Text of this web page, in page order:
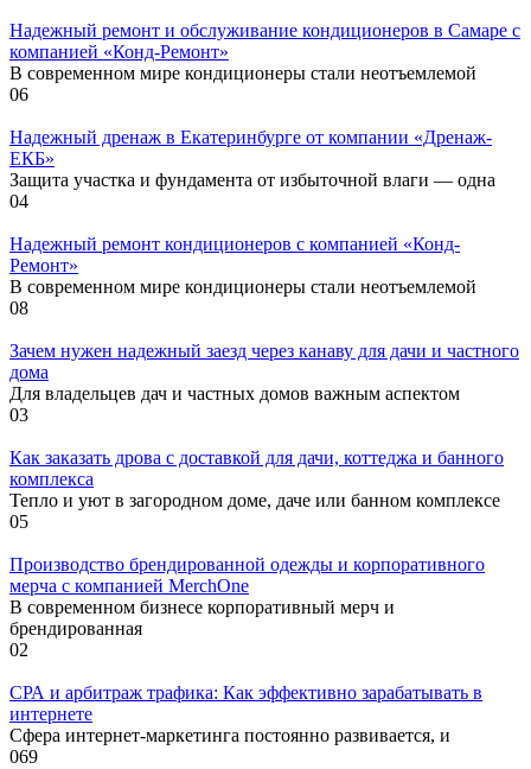
Надежный ремонт и обслуживание кондиционеров в Самаре с
компанией «Конд-Ремонт»
В современном мире кондиционеры стали неотъемлемой
06
Надежный дренаж в Екатеринбурге от компании «Дренаж-
ЕКБ»
Защита участка и фундамента от избыточной влаги — одна
04
Надежный ремонт кондиционеров с компанией «Конд-
Ремонт»
В современном мире кондиционеры стали неотъемлемой
08
Зачем нужен надежный заезд через канаву для дачи и частного
дома
Для владельцев дач и частных домов важным аспектом
03
Как заказать дрова с доставкой для дачи, коттеджа и банного
комплекса
Тепло и уют в загородном доме, даче или банном комплексе
05
Производство брендированной одежды и корпоративного
мерча с компанией MerchOne
В современном бизнесе корпоративный мерч и
брендированная
02
СРА и арбитраж трафика: Как эффективно зарабатывать в
интернете
Сфера интернет-маркетинга постоянно развивается, и
069